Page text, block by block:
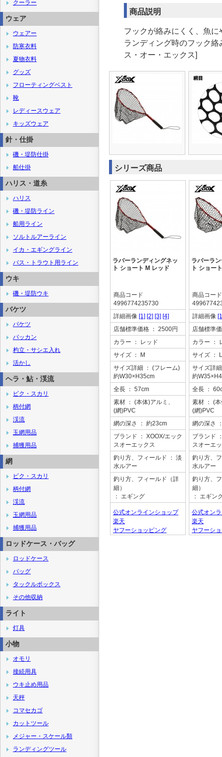
商品説明
フックが絡みにくく、魚
ランディング時のフック
ス・オー・エックス]
シリーズ商品
ラバーランディングネッ
ト ショート M レッド
商品コード
4996774235730
詳細画像 [1] [2] [3] [4]
店舗標準価格 ： 2500円
カラー
： レッド
サイズ ： M
サイズ詳細
： (フレーム)
約W30×H35cm
全長 ： 57cm
素材 ： (本体)アルミ、
(網)PVC
網の深さ
： 約23cm
ブランド
： XOOX/エック
スオーエックス
釣り方、フィールド
： 淡
水ルアー
釣り方、フィールド（詳
細）
： エギング
公式オンラインショップ
楽天
ヤフーショッピング
ラバーラ
ト ショー
商品コード
詳細画像
店舗標準
カラー
：
サイズ ： L
サイズ詳細
約
全長 ：
素材 ： (
(網)PVC
網の深さ
ブランド
スオーエ
釣り方、
水ルアー
釣り方、
細）
： エギン
公式オン
楽天
ヤフーシ
クーラー
ウェア
ウェアー
防寒衣料
夏物衣料
グッズ
フローティングベスト
靴
レディースウェア
キッズウェア
針・仕掛
磯・堤防仕掛
船仕掛
ハリス・道糸
ハリス
磯・堤防ライン
船用ライン
ソルトルアーライン
イカ・エギングライン
バス・トラウト用ライン
ウキ
磯・堤防ウキ
バケツ
バケツ
バッカン
杓立・サシエ入れ
活かし
ヘラ・鮎・渓流
ビク・スカリ
柄付網
渓流
玉網用品
捕獲用品
網
ビク・スカリ
柄付網
渓流
玉網用品
捕獲用品
ロッドケース・バッグ
ロッドケース
バッグ
タックルボックス
その他収納
ライト
灯具
小物
オモリ
接続用具
ウキ止め用品
天秤
コマセカゴ
カットツール
メジャー・スケール類
ランディングツール